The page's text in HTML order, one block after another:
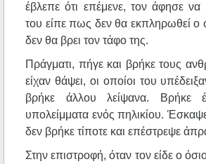
έβλεπε ότι επέμενε, τον άφησε να
του είπε πως δεν θα εκπληρωθεί ο
δεν θα βρει τον τάφο της.
Πράγματι, πήγε και βρήκε τους
είχαν θάψει, οι οποίοι του
βρήκε άλλου λείψανα. Βρήκε
υπολείμματα ενός πηλικίου.
δεν βρήκε τίποτε και επέστρεψε
Στην επιστροφή, όταν τον είδε ο